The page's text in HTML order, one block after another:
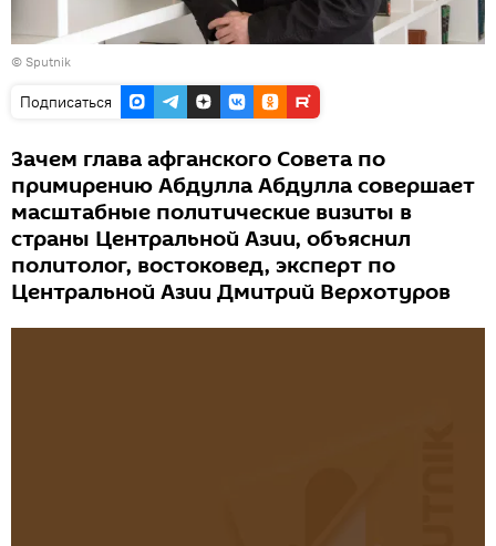
© Sputnik
Подписаться
Зачем глава афганского Совета по
примирению Абдулла Абдулла совершает
масштабные политические визиты в
страны Центральной Азии, объяснил
политолог, востоковед, эксперт по
Центральной Азии Дмитрий Верхотуров